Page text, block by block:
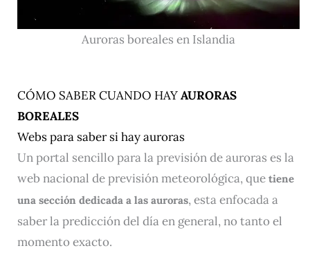
Auroras boreales en Islandia
CÓMO SABER CUANDO HAYAURORAS
BOREALES
Webs para saber si hay auroras
Un portal sencillo para la previsión de auroras es la
web nacional de previsión meteorológica, que tiene
una sección dedicada a las auroras, esta enfocada a
saber la predicción del día en general, no tanto el
momento exacto.